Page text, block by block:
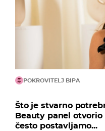
POKROVITELJ BIPA
Što je stvarno
Beauty panel
često postavljamo...